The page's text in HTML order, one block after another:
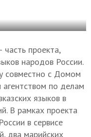
проекта,
народов России.
совместно с Домом
по делам
языков в
В рамках проекта
в сервисе
два марийских